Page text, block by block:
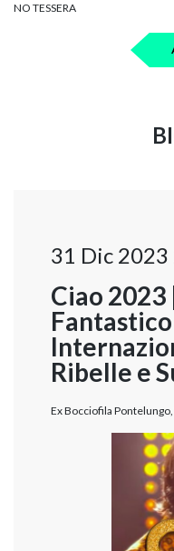
NO TESSERA
31 Dic
Ciao 2023
Ribelle e
Ex Bocciofila